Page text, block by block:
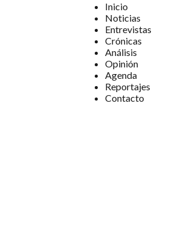
Inicio
Noticias
Entrevistas
Crónicas
Análisis
Opinión
Agenda
Reportajes
Contacto